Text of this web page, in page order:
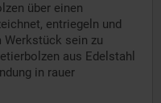
über einen
entriegeln und
Werkstück sein zu
aus Edelstahl
in rauer